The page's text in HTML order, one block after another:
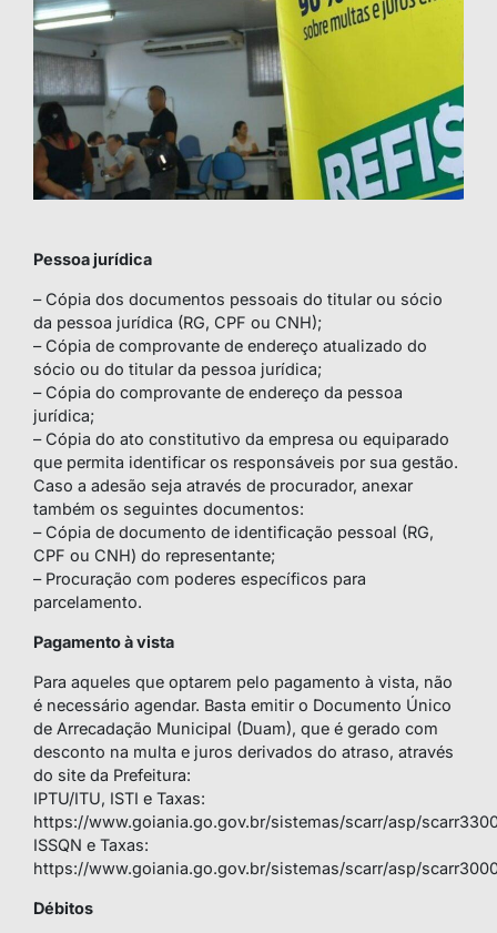
Pessoa jurídica
– Cópia dos documentos pessoais do titular ou sócio
da pessoa jurídica (RG, CPF ou CNH);
– Cópia de comprovante de endereço atualizado do
sócio ou do titular da pessoa jurídica;
– Cópia do comprovante de endereço da pessoa
jurídica;
– Cópia do ato constitutivo da empresa ou equiparado
que permita identificar os responsáveis por sua gestão.
Caso a adesão seja através de procurador, anexar
também os seguintes documentos:
– Cópia de documento de identificação pessoal (RG,
CPF ou CNH) do representante;
– Procuração com poderes específicos para
parcelamento.
Pagamento à vista
Para aqueles que optarem pelo pagamento à vista, não
é necessário agendar. Basta emitir o Documento Único
de Arrecadação Municipal (Duam), que é gerado com
desconto na multa e juros derivados do atraso, através
do site da Prefeitura:
IPTU/ITU, ISTI e Taxas:
https://www.goiania.go.gov.br/sistemas/scarr/asp/
ISSQN e Taxas:
https://www.goiania.go.gov.br/sistemas/scarr/asp/
Débitos